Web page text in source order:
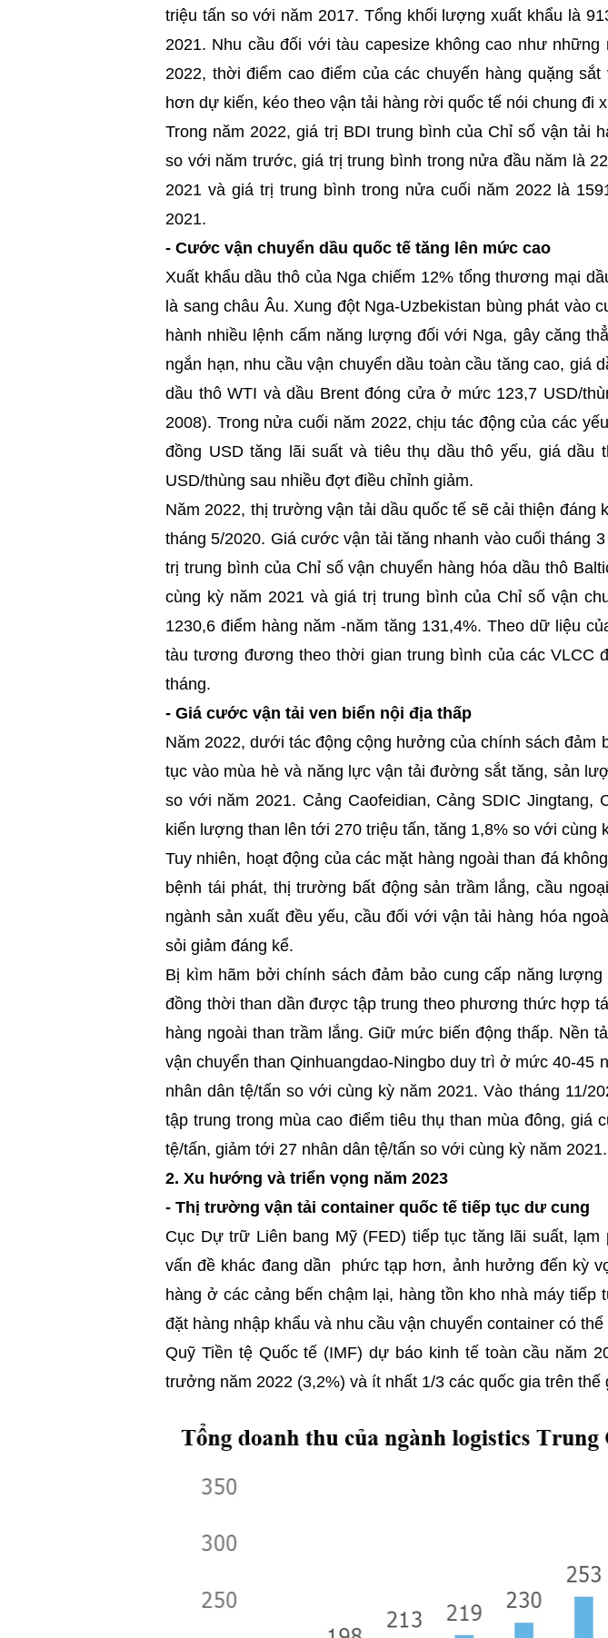
triệu tấn so với năm 2017. Tổng khối lượng xuất khẩu là
2021. Nhu cầu đối với tàu capesize không cao như
2022, thời điểm cao điểm của các chuyến hàng quặng
hơn dự kiến, kéo theo vận tải hàng rời quốc tế nói chung đi
Trong năm 2022, giá trị BDI trung bình của Chỉ số vận tải
so với năm trước, giá trị trung bình trong nửa đầu năm là
2021 và giá trị trung bình trong nửa cuối năm 2022 là
2021.
- Cước vận chuyển dầu quốc tế tăng lên mức cao
Xuất khẩu dầu thô của Nga chiếm 12% tổng thương mại
là sang châu Âu. Xung đột Nga-Uzbekistan bùng phát vào
hành nhiều lệnh cấm năng lượng đối với Nga, gây căng
ngắn hạn, nhu cầu vận chuyển dầu toàn cầu tăng cao, giá
dầu thô WTI và dầu Brent đóng cửa ở mức 123,7 USD/
2008). Trong nửa cuối năm 2022, chịu tác động của các
đồng USD tăng lãi suất và tiêu thụ dầu thô yếu, giá
USD/thùng sau nhiều đợt điều chỉnh giảm.
Năm 2022, thị trường vận tải dầu quốc tế sẽ cải thiện
tháng 5/2020. Giá cước vận tải tăng nhanh vào cuối tháng
trị trung bình của Chỉ số vận chuyển hàng hóa dầu thô
cùng kỳ năm 2021 và giá trị trung bình của Chỉ số vận
1230,6 điểm hàng năm -năm tăng 131,4%. Theo dữ liệu
tàu tương đương theo thời gian trung bình của các VLCC
tháng.
- Giá cước vận tải ven biển nội địa thấp
Năm 2022, dưới tác động cộng hưởng của chính sách đảm
tục vào mùa hè và năng lực vận tải đường sắt tăng, sản
so với năm 2021. Cảng Caofeidian, Cảng SDIC Jingtang,
kiến lượng than lên tới 270 triệu tấn, tăng 1,8% so với cùng
Tuy nhiên, hoạt động của các mặt hàng ngoài than đá
bệnh tái phát, thị trường bất động sản trầm lắng, cầu
ngành sản xuất đều yếu, cầu đối với vận tải hàng hóa
sỏi giảm đáng kể.
Bị kìm hãm bởi chính sách đảm bảo cung cấp năng
đồng thời than dần được tập trung theo phương thức hợp
hàng ngoài than trầm lắng. Giữ mức biến động thấp. Nền
vận chuyển than Qinhuangdao-Ningbo duy trì ở mức 40-45
nhân dân tệ/tấn so với cùng kỳ năm 2021. Vào tháng 11/
tập trung trong mùa cao điểm tiêu thụ than mùa đông, giá
tệ/tấn, giảm tới 27 nhân dân tệ/tấn so với cùng kỳ năm 2021.
2. Xu hướng và triển vọng năm 2023
- Thị trường vận tải container quốc tế tiếp tục dư cung
Cục Dự trữ Liên bang Mỹ (FED) tiếp tục tăng lãi suất,
vấn đề khác đang dần phức tạp hơn, ảnh hưởng đến kỳ
hàng ở các cảng bến chậm lại, hàng tồn kho nhà máy
đặt hàng nhập khẩu và nhu cầu vận chuyển container có
Quỹ Tiền tệ Quốc tế (IMF) dự báo kinh tế toàn cầu năm
trưởng năm 2022 (3,2%) và ít nhất 1/3 các quốc gia trên